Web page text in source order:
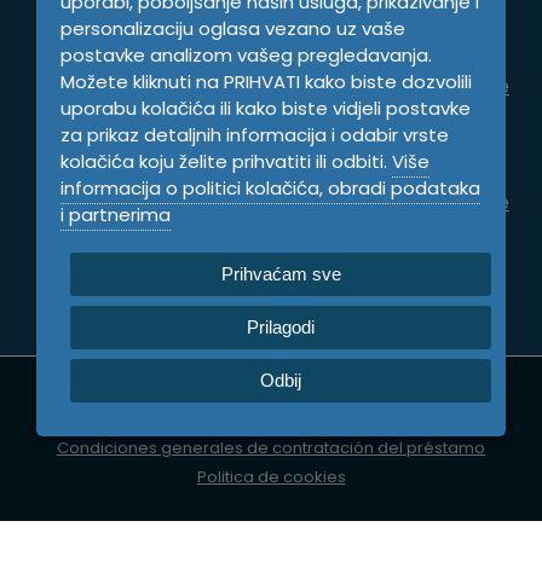
Condiciones generales del préstamo Credit
Point One, S.L. EUR
Opći uvjeti ugovaranja zajma Credit Point One
S.L. EUR
Condiciones generales del préstamo Credit
Point One, S.L. HRK
Opći uvjeti ugovaranja zajma Credit Point One
S.L. HRK
© Copyright 2022. All rights reserved. Credit Point One is a
Condiciones generales de contratación del préstamo
Politica de cookies
personalizaciju oglasa vezano uz vaše
postavke analizom vašeg pregledavanja.
Možete kliknuti na PRIHVATI kako biste dozvolili
uporabu kolačića ili kako biste vidjeli postavke
za prikaz detaljnih informacija i odabir vrste
kolačića koju želite prihvatiti ili odbiti. Više
informacija o politici kolačića, obradi podataka
i partnerima
Prihvaćam sve
Prilagodi
Odbij